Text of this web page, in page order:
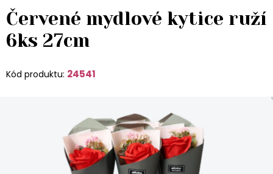
Červené mydlové kytice ruží
6ks 27cm
Kód produktu: 24541